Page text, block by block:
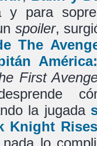
y para
spoiler,
The
First
la jugada
Knight Rises
lo